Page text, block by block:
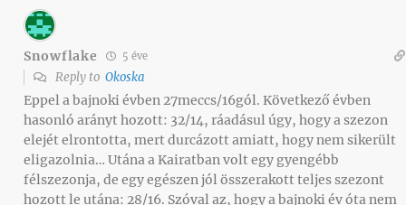
Snowflake 5 éve
Reply to Okoska
Eppel a bajnoki évben 27meccs/16gól. Következő évben
hasonló arányt hozott: 32/14, ráadásul úgy, hogy a szezon
elejét elrontotta, mert durcázott amiatt, hogy nem sikerült
eligazolnia… Utána a Kairatban volt egy gyengébb
félszezonja, de egy egészen jól összerakott teljes szezont
hozott le utána: 28/16. Szóval az, hogy a bajnoki év óta nem